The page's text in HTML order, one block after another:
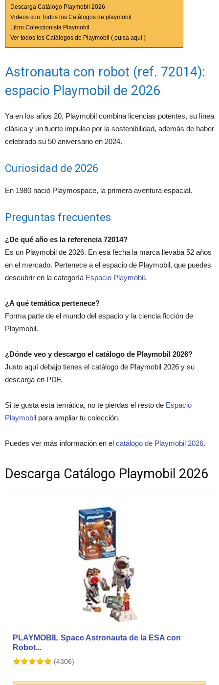
Descarga Catálogo Playmobil 2026
Videos con Todos los Catálogos de playmobil
Libro Coleccionista Playmobil
Ver todos los Catálogos de Playmobil ( pulsa aquí )
Astronauta con robot (ref. 72014):
espacio Playmobil de 2026
Ya en los años 20, Playmobil combina licencias potentes, su línea
clásica y un fuerte impulso por la sostenibilidad, además de haber
celebrado su 50 aniversario en 2024.
Curiosidad de 2026
En 1980 nació Playmospace, la primera aventura espacial.
Preguntas frecuentes
¿De qué año es la referencia 72014?
Es un Playmobil de 2026. En esa fecha la marca llevaba 52 años
en el mercado. Pertenece a el espacio de Playmobil, que puedes
descubrir en la categoría Espacio Playmobil.
¿A qué temática pertenece?
Forma parte de el mundo del espacio y la ciencia ficción de
Playmobil.
¿Dónde veo y descargo el catálogo de Playmobil 2026?
Justo aquí debajo tienes el catálogo de Playmobil 2026 y su
descarga en PDF.
Si te gusta esta temática, no te pierdas el resto de Espacio
Playmobil para ampliar tu colección.
Puedes ver más información en el catálogo de Playmobil 2026.
Descarga Catálogo Playmobil 2026
PLAYMOBIL Space Astronauta de la ESA con
Robot...
(4306)